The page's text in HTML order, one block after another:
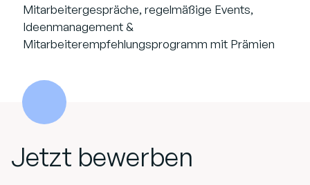
Mitarbeitergespräche, regelmäßige Events,
Ideenmanagement &
Mitarbeiterempfehlungsprogramm mit Prämien
Jetzt bewerben